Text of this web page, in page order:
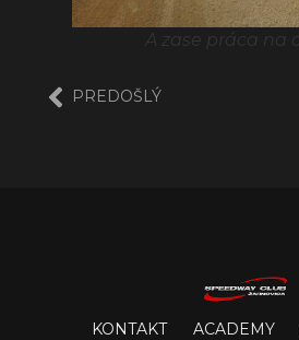
A zase práca na
PREDOŠLÝ
KONTAKT ACADEMY